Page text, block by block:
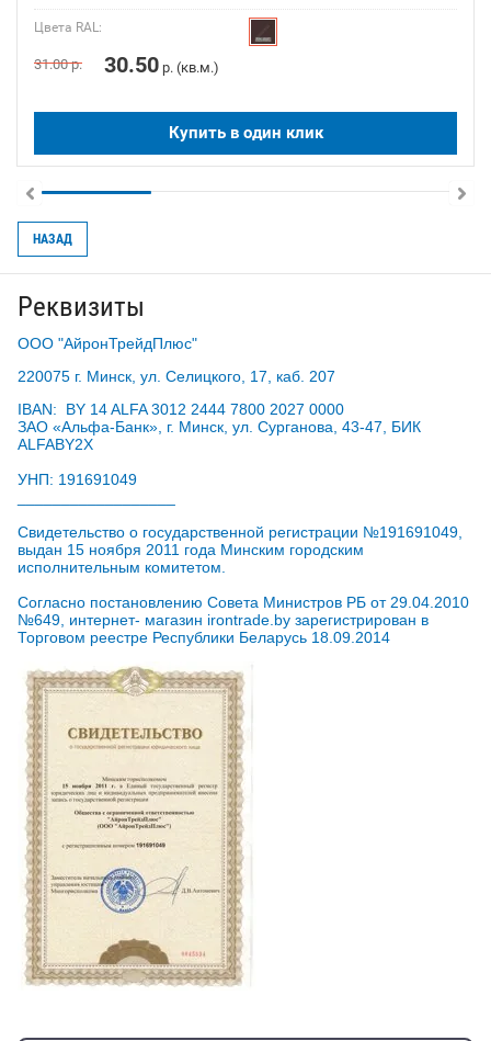
Реквизиты
ООО "АйронТрейдПлюс"
220075 г. Минск, ул. Селицкого, 17, каб. 207
IBAN: BY 14 ALFA 3012 2444 7800 2027 0000
ЗАО «Альфа-Банк», г. Минск, ул. Сурганова, 43-47, БИК
ALFABY2X
УНП: 191691049
Свидетельство о государственной регистрации №191691049,
выдан 15 ноября 2011 года Минским городским
исполнительным комитетом.
Согласно постановлению Совета Министров РБ от 29.04.2010
№649, интернет- магазин irontrade.by зарегистрирован в
Торговом реестре Республики Беларусь 18.09.2014
Цвета RAL:
31.00р. 30.50 р. (кв.м.)
Купить в один клик
НАЗАД